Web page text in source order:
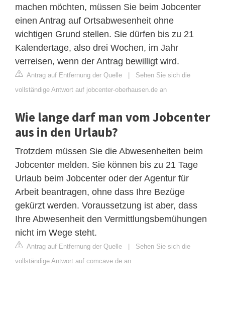
machen möchten, müssen Sie beim Jobcenter
einen Antrag auf Ortsabwesenheit ohne
wichtigen Grund stellen. Sie dürfen bis zu 21
Kalendertage, also drei Wochen, im Jahr
verreisen, wenn der Antrag bewilligt wird.
Antrag auf Entfernung der Quelle | Sehen Sie sich die
vollständige Antwort auf jobcenter-oberhausen.de an
Wie lange darf man vom Jobcenter
aus in den Urlaub?
Trotzdem müssen Sie die Abwesenheiten beim
Jobcenter melden. Sie können bis zu 21 Tage
Urlaub beim Jobcenter oder der Agentur für
Arbeit beantragen, ohne dass Ihre Bezüge
gekürzt werden. Voraussetzung ist aber, dass
Ihre Abwesenheit den Vermittlungsbemühungen
nicht im Wege steht.
Antrag auf Entfernung der Quelle | Sehen Sie sich die
vollständige Antwort auf comcave.de an